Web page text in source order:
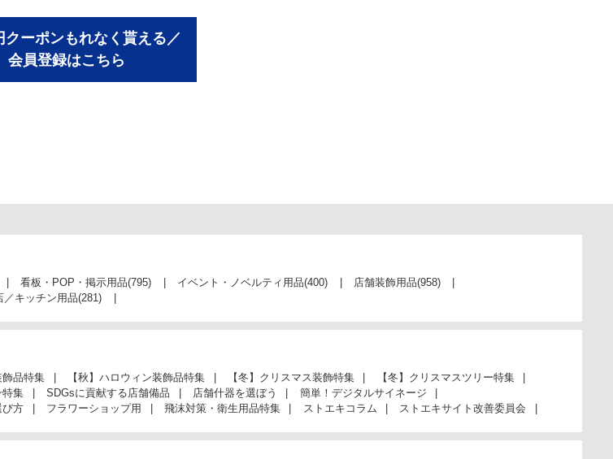
クーポンもれなく貰える／
会員登録はこちら
看板・POP・掲示用品(795) イベント・ノベルティ用品(400) 店舗装飾用品(958)
／キッチン用品(281)
飾品特集 【秋】ハロウィン装飾品特集 【冬】クリスマス装飾特集
【冬】クリスマスツリー特集
特集 SDGsに貢献する店舗備品 店舗什器を選ぼう
簡単！デジタルサイネージ
び方 フラワーショップ用 飛沫対策・衛生用品特集 ストエキコラム ストエキサイト改善委員会